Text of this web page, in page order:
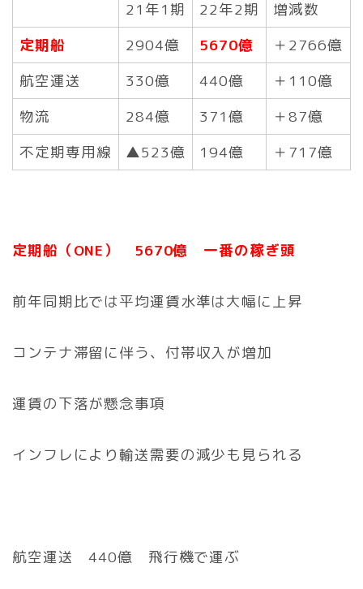
21年1期 22年2期
増減数
定期船
2904億 5670億
＋2766億
航空運送
330億 440億
＋110億
物流
284億 371億
＋87億
不定期専用線
▲523億 194億 ＋717億
定期船（ONE） 5670億 一番の稼ぎ頭
前年同期比では平均運賃水準は大幅に上昇
コンテナ滞留に伴う、付帯収入が増加
運賃の下落が懸念事項
インフレにより輸送需要の減少も見られる
航空運送 440億 飛行機で運ぶ